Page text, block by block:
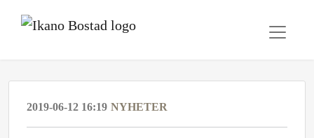
2019-06-12 16:19 NYHETER